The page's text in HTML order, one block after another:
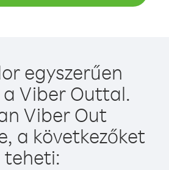
egyszerűen
Viber Outtal.
Viber Out
a következőket
teheti: